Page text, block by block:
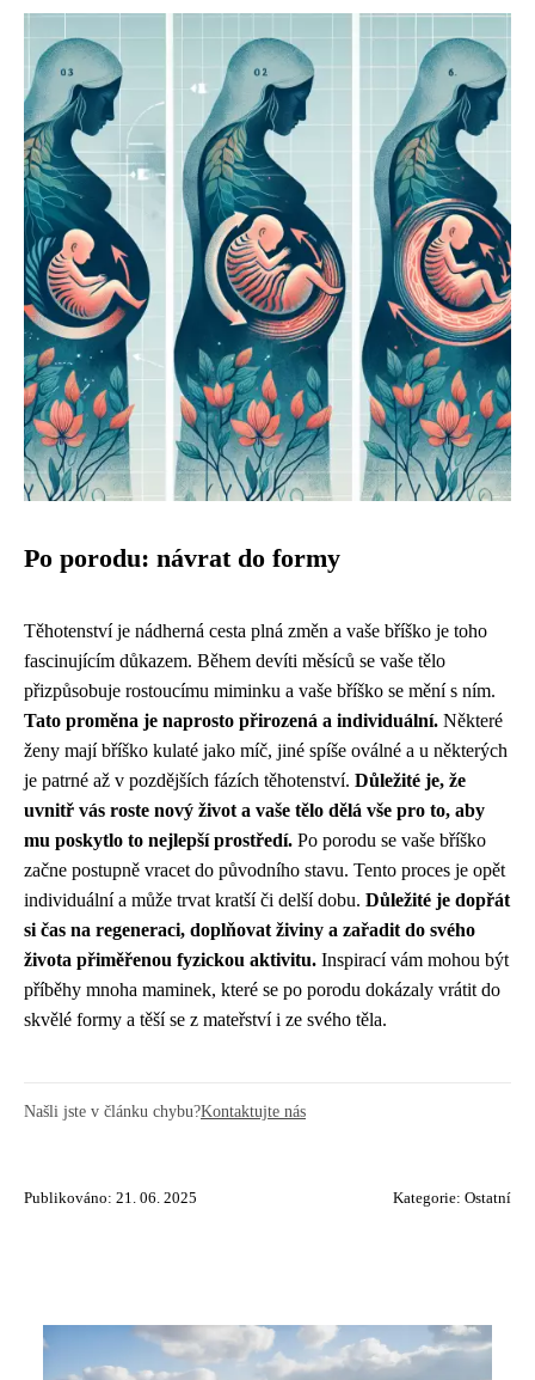
Po porodu: návrat do formy
Těhotenství je nádherná cesta plná změn a vaše bříško je toho
fascinujícím důkazem. Během devíti měsíců se vaše tělo
přizpůsobuje rostoucímu miminku a vaše bříško se mění s ním.
Tato proměna je naprosto přirozená a individuální. Některé
ženy mají bříško kulaté jako míč, jiné spíše oválné a u některých
je patrné až v pozdějších fázích těhotenství. Důležité je, že
uvnitř vás roste nový život a vaše tělo dělá vše pro to, aby
mu poskytlo to nejlepší prostředí. Po porodu se vaše bříško
začne postupně vracet do původního stavu. Tento proces je opět
individuální a může trvat kratší či delší dobu. Důležité je dopřát
si čas na regeneraci, doplňovat živiny a zařadit do svého
života přiměřenou fyzickou aktivitu. Inspirací vám mohou být
příběhy mnoha maminek, které se po porodu dokázaly vrátit do
skvělé formy a těší se z mateřství i ze svého těla.
Našli jste v článku chybu?Kontaktujte nás
Publikováno: 21. 06. 2025 Kategorie: Ostatní